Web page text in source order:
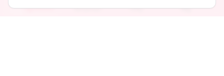
Dodaj firmę
Ogłoszenia Aktualności Firmy Blog